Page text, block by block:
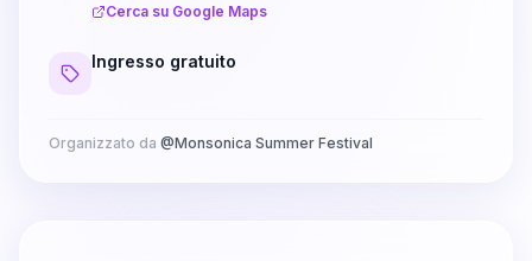
Cerca su Google Maps
Ingresso gratuito
Organizzato da @Monsonica Summer Festival